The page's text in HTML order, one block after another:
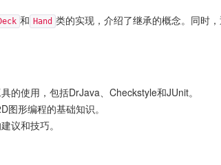
和 Hand 类的实现，介绍了继承的概念。同时
的使用，包括DrJava、Checkstyle和JUnit。
图形编程的基础知识。
议和技巧。